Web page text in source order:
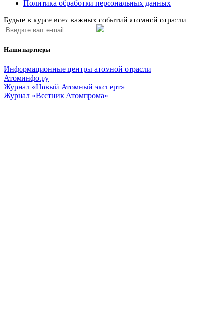
Политика обработки персональных данных
Будьте в курсе всех важных событий атомной отрасли
Наши партнеры
Информационные центры атомной отрасли
Атоминфо.ру
Журнал «Новый Атомный эксперт»
Журнал «Вестник Атомпрома»